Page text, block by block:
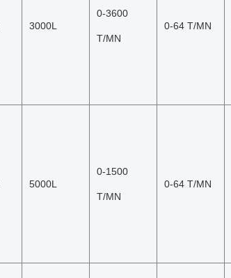
3000L
0-3600
T/MN
0-64 T/MN
5000L
0-1500
T/MN
0-64 T/MN